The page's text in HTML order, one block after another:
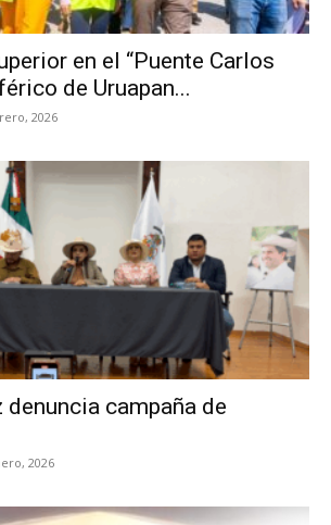
en el “Puente Carlos
de Uruapan...
2026
denuncia campaña de
2026